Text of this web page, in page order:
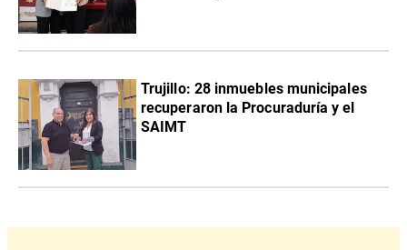
Trujillo: 28 inmuebles municipales
recuperaron la Procuraduría y el
SAIMT